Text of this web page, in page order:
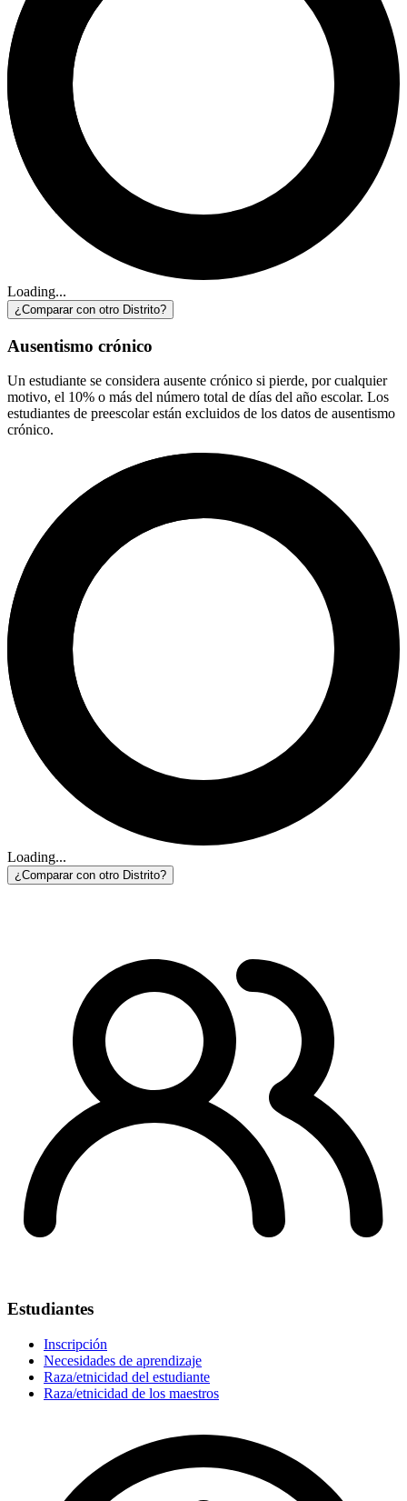
Loading...
¿Comparar con otro Distrito?
Ausentismo crónico
Un estudiante se considera ausente crónico si pierde, por cualquier
motivo, el 10% o más del número total de días del año escolar. Los
estudiantes de preescolar están excluidos de los datos de ausentismo
crónico.
Loading...
¿Comparar con otro Distrito?
Estudiantes
Inscripción
Necesidades de aprendizaje
Raza/etnicidad del estudiante
Raza/etnicidad de los maestros